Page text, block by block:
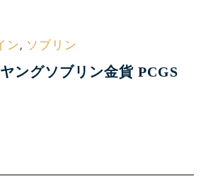
ン, ソブリン
ングソブリン金貨 PCGS